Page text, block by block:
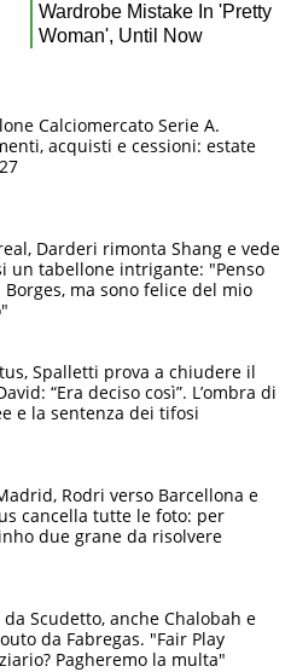
Calciomercato Serie A.
acquisti e cessioni: estate
Darderi rimonta Shang e vede
un tabellone intrigante: "Penso
Borges, ma sono felice del mio
Spalletti prova a chiudere il
“Era deciso così”. L’ombra di
e la sentenza dei tifosi
Rodri verso Barcellona e
cancella tutte le foto: per
due grane da risolvere
da Scudetto, anche Chalobah e
da Fabregas. "Fair Play
Pagheremo la multa"